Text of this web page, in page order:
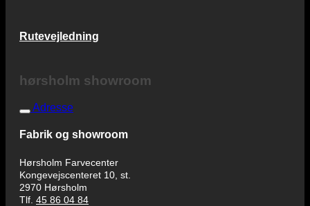
Rutevejledning
hørsholm showroom
Adresse
Fabrik og showroom
Hørsholm Farvecenter
Kongevejscenteret 10, st.
2970 Hørsholm
Tlf. 45 86 04 84